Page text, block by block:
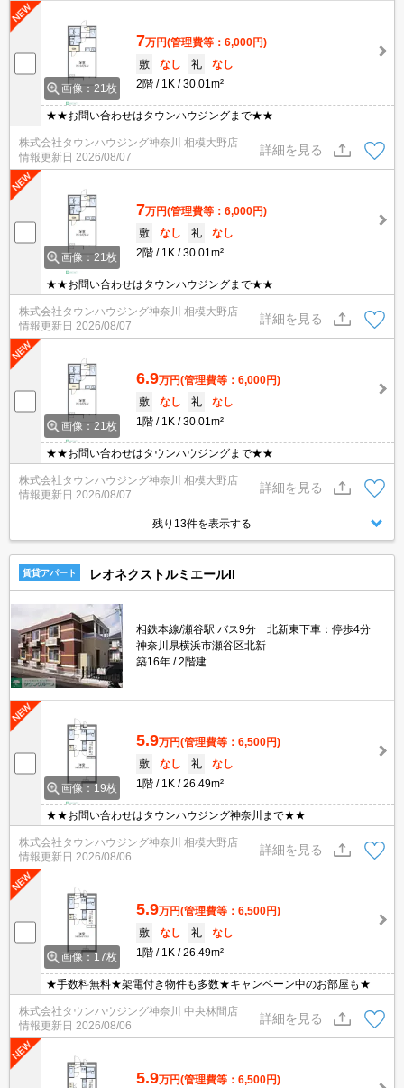
画像：21枚
7万円(管理費等：6,000円)
敷
なし 礼
なし
2階
1K 30.01m²
★★お問い合わせはタウンハウジングまで★★
株式会社タウンハウジング神奈川 相模大野店
情報更新日 2026/08/07
詳細を見る
画像：21枚
7万円(管理費等：6,000円)
敷
なし 礼
なし
2階
1K 30.01m²
★★お問い合わせはタウンハウジングまで★★
株式会社タウンハウジング神奈川 相模大野店
情報更新日 2026/08/07
詳細を見る
画像：21枚
6.9万円(管理費等：6,000円)
敷
なし 礼
なし
1階
1K 30.01m²
★★お問い合わせはタウンハウジングまで★★
株式会社タウンハウジング神奈川 相模大野店
情報更新日 2026/08/07
詳細を見る
残り13件を表示する
賃貸アパート レオネクストルミエールII
相鉄本線/瀬谷駅 バス9分 北新東下車：停歩4分
神奈川県横浜市瀬谷区北新
築16年
2階建
画像：19枚
5.9万円(管理費等：6,500円)
敷
なし 礼
なし
1階
1K 26.49m²
★★お問い合わせはタウンハウジング神奈川まで★★
株式会社タウンハウジング神奈川 相模大野店
情報更新日 2026/08/06
詳細を見る
画像：17枚
5.9万円(管理費等：6,500円)
敷
なし 礼
なし
1階
1K 26.49m²
★手数料無料★架電付き物件も多数★キャンペーン中のお部屋も★
株式会社タウンハウジング神奈川 中央林間店
情報更新日 2026/08/06
詳細を見る
5.9万円(管理費等：6,500円)